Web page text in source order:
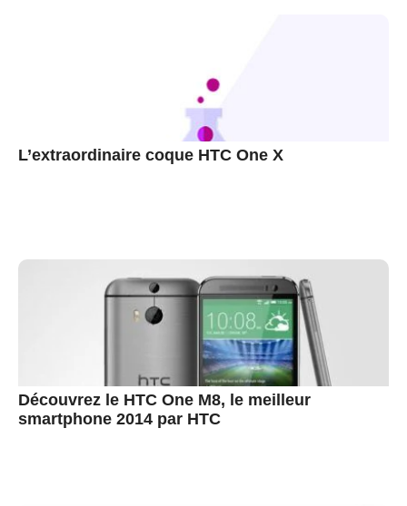
L’extraordinaire coque HTC One X
Découvrez le HTC One M8, le meilleur
smartphone 2014 par HTC